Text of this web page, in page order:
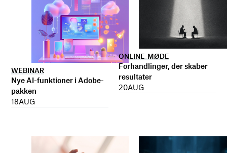
WEBINAR
Nye AI-funktioner i Adobe-
pakken
18AUG
ONLINE-MØDE
Forhandlinger, der skaber
resultater
20AUG